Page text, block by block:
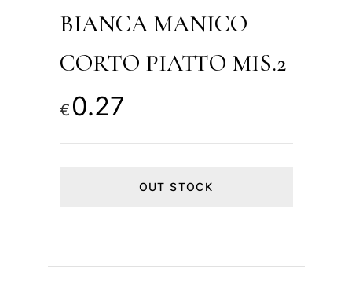
BIANCA MANICO
CORTO PIATTO MIS.2
€ 0.27
OUT STOCK